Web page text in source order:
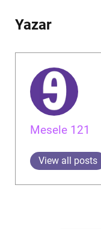
Yazar
Mesele 121
View all posts